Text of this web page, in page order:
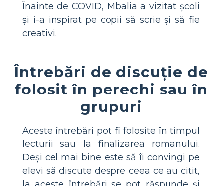
Înainte de COVID, Mbalia a vizitat școli
și i-a inspirat pe copii să scrie și să fie
creativi.
Întrebări de discuție de
folosit în perechi sau în
grupuri
Aceste întrebări pot fi folosite în timpul
lecturii sau la finalizarea romanului.
Deși cel mai bine este să îi convingi pe
elevi să discute despre ceea ce au citit,